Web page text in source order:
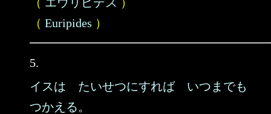
（ Euripides ）
5.
イスは たいせつにすれば いつまでも
つかえる。